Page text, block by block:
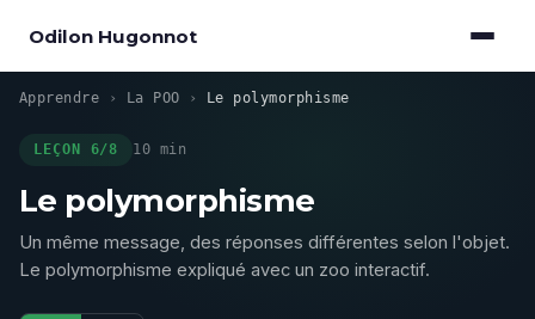
Odilon Hugonnot
Apprendre › La POO › Le polymorphisme
LEÇON 6/8 10 min
Le polymorphisme
Un même message, des réponses différentes selon l'objet.
Le polymorphisme expliqué avec un zoo interactif.